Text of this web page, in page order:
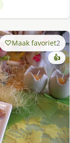
Maak favoriet2
👍